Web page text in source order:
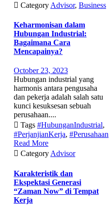
 Category Advisor, Business
Keharmonisan dalam
Hubungan Industrial:
Bagaimana Cara
Mencapainya?
October 23, 2023
Hubungan industrial yang
harmonis antara pengusaha
dan pekerja adalah salah satu
kunci kesuksesan sebuah
perusahaan....
 Tags #HubunganIndustrial,
#PerjanjianKerja, #Perusahaan
Read More
 CategoryAdvisor
Karakteristik dan
Ekspektasi Generasi
“Zaman Now” di Tempat
Kerja